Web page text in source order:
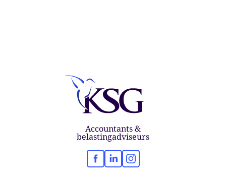
Accountants &
belastingadviseurs
Facebook
LinkedInInstagram